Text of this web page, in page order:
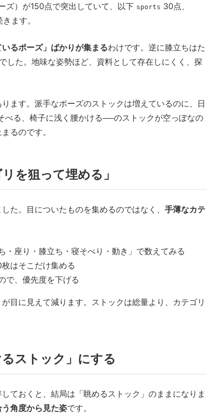
ズ）が150点で突出していて、以下 sports 30点、
ます。
るポーズ」ばかりが集まるわけです。逆に膝立ちはた
した。地味な姿勢ほど、資料として存在しにくく、探
ます。派手なポーズのストックは増えているのに、日
る、椅子に浅く腰かける──のストックが空っぽなの
るのです。
を狙って埋める」
た。目についたものを集めるのではなく、 手薄なカテ
・座り・膝立ち・寝そべり・動き」で数えてみる
はそこだけ集める
で、優先度を下げる
目に見えて減ります。ストックは総量より、カテゴリ
ストック」にする
ておくと、結局は「眺めるストック」のままになりま
角度から見た姿です。